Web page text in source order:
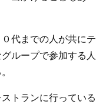
代までの人が共にテ
ループで参加する人
トランに行っている